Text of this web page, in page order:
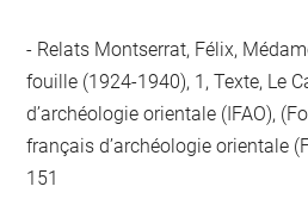
Relats Montserrat, Félix,
fouille (1924-1940), 1, Texte, Le
d’archéologie orientale (IFAO),
français d’archéologie orientale
151